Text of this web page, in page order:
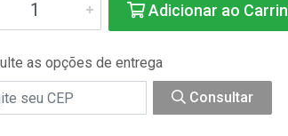
Adicionar ao
as opções de entrega
Consultar